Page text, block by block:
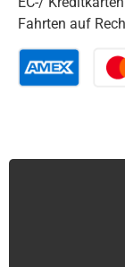
Fahrten auf